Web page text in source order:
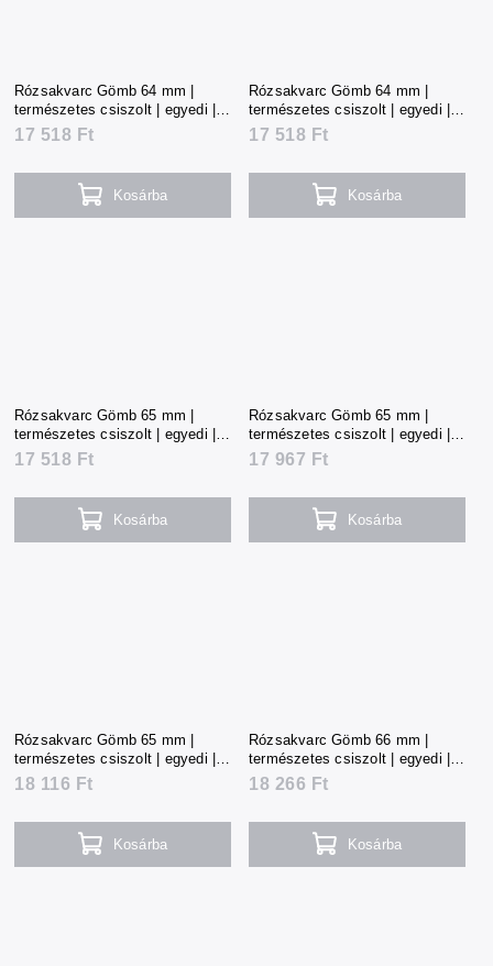
Rózsakvarc Gömb 64 mm |
természetes csiszolt | egyedi |
387 g | Madagaszkár
17 518 Ft
Kosárba
Rózsakvarc Gömb 64 mm |
természetes csiszolt | egyedi |
387 g | Madagaszkár
17 518 Ft
Kosárba
Rózsakvarc Gömb 65 mm |
természetes csiszolt | egyedi |
388 g | Madagaszkár
17 518 Ft
Kosárba
Rózsakvarc Gömb 65 mm |
természetes csiszolt | egyedi |
397 g | Madagaszkár
17 967 Ft
Kosárba
Rózsakvarc Gömb 65 mm |
természetes csiszolt | egyedi |
402 g | Madagaszkár
18 116 Ft
Kosárba
Rózsakvarc Gömb 66 mm |
természetes csiszolt | egyedi |
405 g | Madagaszkár
18 266 Ft
Kosárba